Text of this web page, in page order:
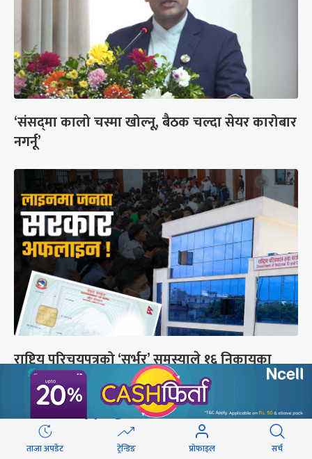
‘संसद्‍मा कालो चस्मा खोल्नू, बैठक चल्दा सेयर कारोबार
नगर्नू’
राष्ट्रिय परिचयपत्रको ‘सर्भर’ समस्याले १६ निकायका
काम प्रभावित
छुटाउनुभयो कि ?
ताजा अपडेट ट्रेन्डिङ प्रोफाइल सर्च